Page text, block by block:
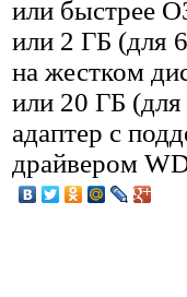
или быстрее
или 2 ГБ (для
на жестком
или 20 ГБ
адаптер с
драйвером